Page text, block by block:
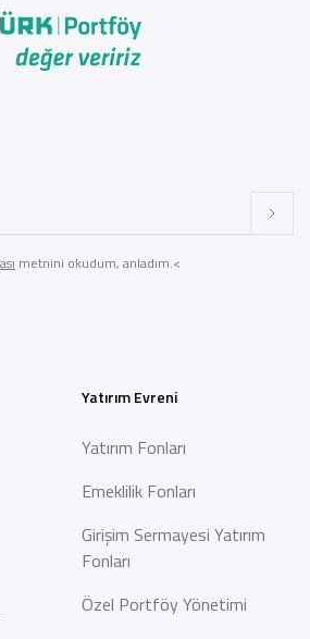
metnini okudum, anladım.<
Yatırım Evreni
Yatırım Fonları
Emeklilik Fonları
Girişim Sermayesi Yatırım
Fonları
Özel Portföy Yönetimi